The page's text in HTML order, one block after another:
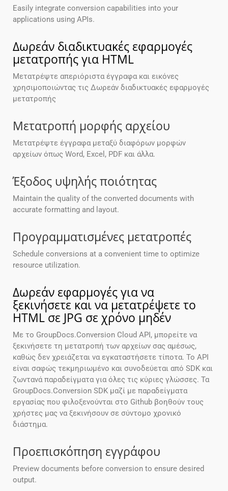
Easily integrate conversion capabilities into your
applications using APIs.
Δωρεάν διαδικτυακές εφαρμογές
μετατροπής για HTML
Μετατρέψτε απεριόριστα έγγραφα και εικόνες
χρησιμοποιώντας τις Δωρεάν διαδικτυακές εφαρμογές
μετατροπής
Μετατροπή μορφής αρχείου
Μετατρέψτε έγγραφα μεταξύ διαφόρων μορφών
αρχείων όπως Word, Excel, PDF και άλλα.
Έξοδος υψηλής ποιότητας
Maintain the quality of the converted documents with
accurate formatting and layout.
Προγραμματισμένες μετατροπές
Schedule conversions at a convenient time to optimize
resource utilization.
Δωρεάν εφαρμογές για να
ξεκινήσετε και να μετατρέψετε το
HTML σε JPG σε χρόνο μηδέν
Με το GroupDocs.Conversion Cloud API, μπορείτε να
ξεκινήσετε τη μετατροπή των αρχείων σας αμέσως,
καθώς δεν χρειάζεται να εγκαταστήσετε τίποτα. Το API
είναι σαφώς τεκμηριωμένο και συνοδεύεται από SDK και
ζωντανά παραδείγματα για όλες τις κύριες γλώσσες. Τα
GroupDocs.Conversion SDK μαζί με παραδείγματα
εργασίας που φιλοξενούνται στο Github βοηθούν τους
χρήστες μας να ξεκινήσουν σε σύντομο χρονικό
διάστημα.
Προεπισκόπηση εγγράφου
Preview documents before conversion to ensure desired
output.